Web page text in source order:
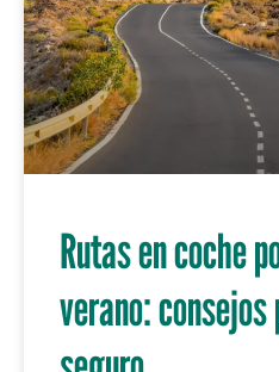
Rutas en coche
verano: